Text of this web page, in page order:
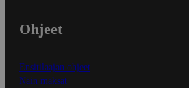
Ohjeet
Ensitilaajan ohjeet
Näin maksat